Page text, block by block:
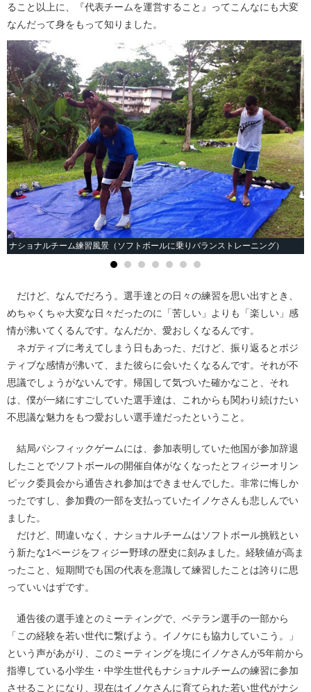
ること以上に、『代表チームを運営すること』ってこんなにも大変
なんだって身をもって知りました。
ナショナルチーム練習風景（ソフトボールに乗りバランストレーニング）
だけど、なんでだろう。選手達との日々の練習を思い出すとき、
めちゃくちゃ大変な日々だったのに「苦しい」よりも「楽しい」感
情が沸いてくるんです。なんだか、愛おしくなるんです。
ネガティブに考えてしまう日もあった、だけど、振り返るとポジ
ティブな感情が沸いて、また彼らに会いたくなるんです。それが不
思議でしょうがないんです。帰国して気づいた確かなこと、それ
は、僕が一緒にすごしていた選手達は、これからも関わり続けたい
不思議な魅力をもつ愛おしい選手達だったということ。
結局パシフィックゲームには、参加表明していた他国が参加辞退
したことでソフトボールの開催自体がなくなったとフィジーオリン
ピック委員会から通告され参加はできませんでした。非常に悔しか
ったですし、参加費の一部を支払っていたイノケさんも悲しんでい
ました。
だけど、間違いなく、ナショナルチームはソフトボール挑戦とい
う新たな1ページをフィジー野球の歴史に刻みました。経験値が高ま
ったこと、短期間でも国の代表を意識して練習したことは誇りに思
っていいはずです。
通告後の選手達とのミーティングで、ベテラン選手の一部から
「この経験を若い世代に繋げよう。イノケにも協力していこう。」
という声があがり、このミーティングを境にイノケさんが5年前から
指導している小学生・中学生世代もナショナルチームの練習に参加
させることになり、現在はイノケさんに育てられた若い世代がナシ